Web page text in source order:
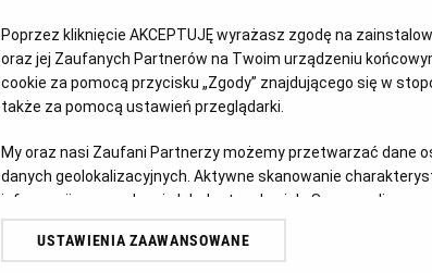
OPIS FILMU
Królik Waldi to stateczny
ratując na drodze małą
pogromcą smoków i
porzuca rodzinne strony,
U jego boku zaś kroczy
wpakował się w jakieś
hrabiego Farmazona, a
Poprzez kliknięcie AKCEPTUJĘ wyrażasz zgodę na
oraz jej Zaufanych Partnerów na Twoim urządzeniu
cookie za pomocą przycisku „Zgody” znajdującego się w
także za pomocą ustawień przeglądarki.
My oraz nasi Zaufani Partnerzy możemy przetwarzać dane
danych geolokalizacyjnych. Aktywne skanowanie
informacji na urządzeniu lub dostęp do nich.
odbiorców i ulepszanie usług.
USTAWIENIA ZAAWANSOWANE